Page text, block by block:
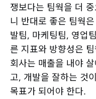
쟁보다는 팀웍을 더
니 반대로 좋은 팀웍
발팀, 마케팅팀, 영업
른 지표와 방향성은
회사는 매출을 내야
고, 개발을 잘하는 것
목표가 되어야 한다.